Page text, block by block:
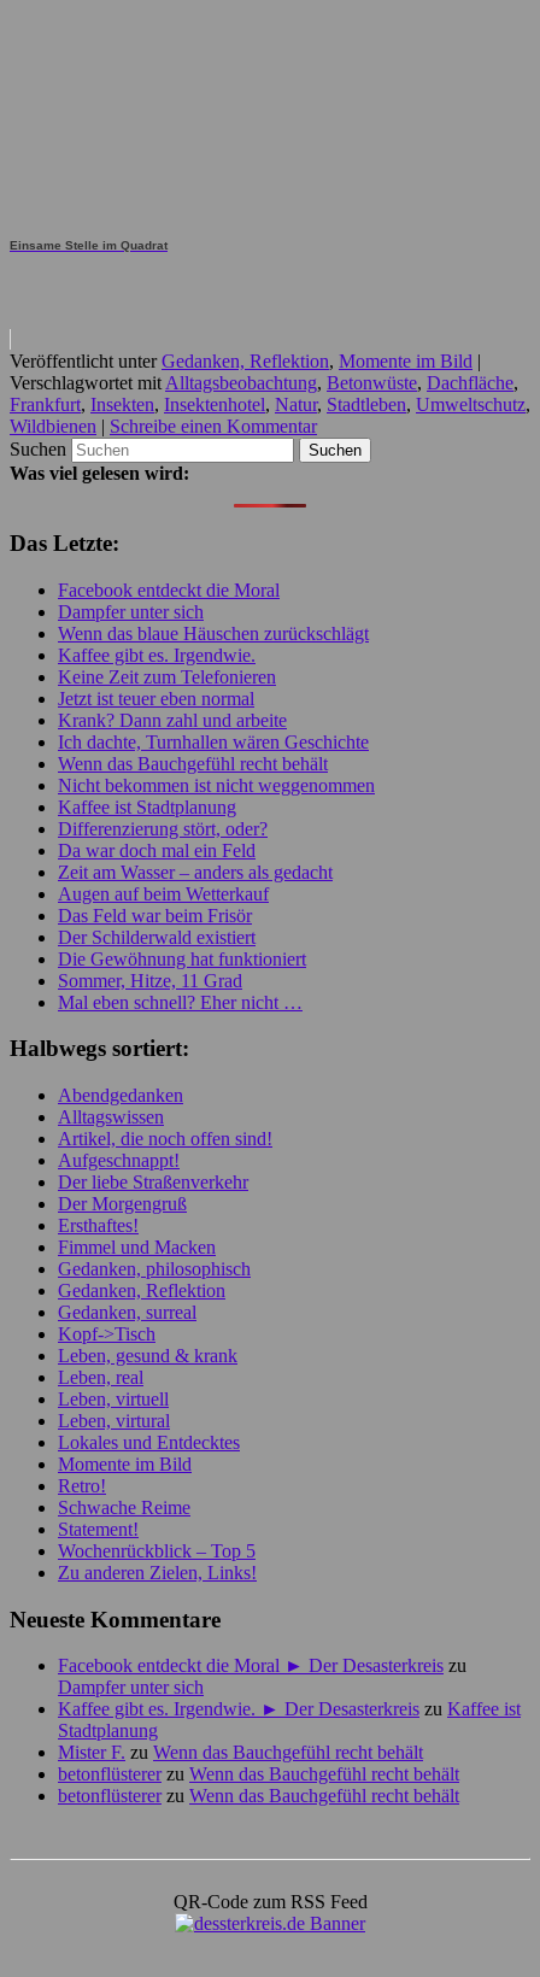
Einsame Stelle im Quadrat
Veröffentlicht unter Gedanken, Reflektion, Momente im Bild |
Verschlagwortet mit Alltagsbeobachtung, Betonwüste, Dachfläche,
Frankfurt, Insekten, Insektenhotel, Natur, Stadtleben, Umweltschutz,
Wildbienen | Schreibe einen Kommentar
Suchen
Was viel gelesen wird:
Das Letzte:
Facebook entdeckt die Moral
Dampfer unter sich
Wenn das blaue Häuschen zurückschlägt
Kaffee gibt es. Irgendwie.
Keine Zeit zum Telefonieren
Jetzt ist teuer eben normal
Krank? Dann zahl und arbeite
Ich dachte, Turnhallen wären Geschichte
Wenn das Bauchgefühl recht behält
Nicht bekommen ist nicht weggenommen
Kaffee ist Stadtplanung
Differenzierung stört, oder?
Da war doch mal ein Feld
Zeit am Wasser – anders als gedacht
Augen auf beim Wetterkauf
Das Feld war beim Frisör
Der Schilderwald existiert
Die Gewöhnung hat funktioniert
Sommer, Hitze, 11 Grad
Mal eben schnell? Eher nicht …
Halbwegs sortiert:
Abendgedanken
Alltagswissen
Artikel, die noch offen sind!
Aufgeschnappt!
Der liebe Straßenverkehr
Der Morgengruß
Ersthaftes!
Fimmel und Macken
Gedanken, philosophisch
Gedanken, Reflektion
Gedanken, surreal
Kopf->Tisch
Leben, gesund & krank
Leben, real
Leben, virtuell
Leben, virtural
Lokales und Entdecktes
Momente im Bild
Retro!
Schwache Reime
Statement!
Wochenrückblick – Top 5
Zu anderen Zielen, Links!
Neueste Kommentare
Facebook entdeckt die Moral ► Der Desasterkreis zu
Dampfer unter sich
Kaffee gibt es. Irgendwie. ► Der Desasterkreis zu Kaffee ist
Stadtplanung
Mister F. zu Wenn das Bauchgefühl recht behält
betonflüstererzu Wenn das Bauchgefühl recht behält
betonflüstererzu Wenn das Bauchgefühl recht behält
QR-Code zum RSS Feed